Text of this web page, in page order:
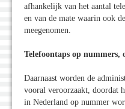
afhankelijk van het aantal
en van de mate waarin ook
meegenomen.
Telefoontaps op nummers,
Daarnaast worden de
vooral veroorzaakt, doordat
in Nederland op nummer